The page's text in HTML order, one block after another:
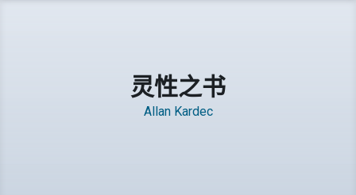
灵性之书
Allan Kardec